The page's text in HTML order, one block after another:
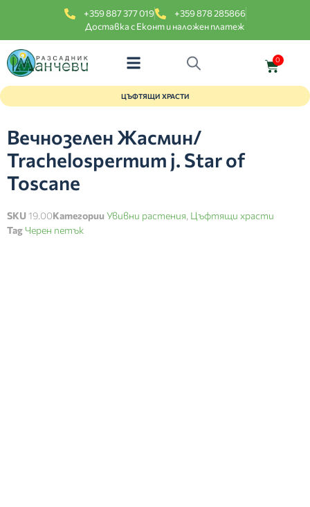
+359 887 377 019
+359 878 285866
Доставка с Еконт и наложен платеж
0
ЦЪФТЯЩИ ХРАСТИ
Вечнозелен Жасмин/
Trachelospermum j. Star of
Toscane
SKU19.00Категории Увивни растения, Цъфтящи храсти
TagЧерен петък